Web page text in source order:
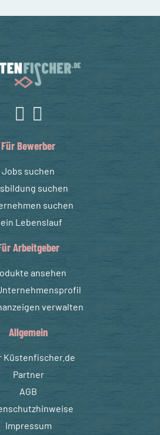
Für Bewerber
Jobs suchen
suchen
suchen
Lebenslauf
Arbeitgeber
ansehen
verwalten
Allgemein
Küstenfischer.de
Partner
AGB
Impressum